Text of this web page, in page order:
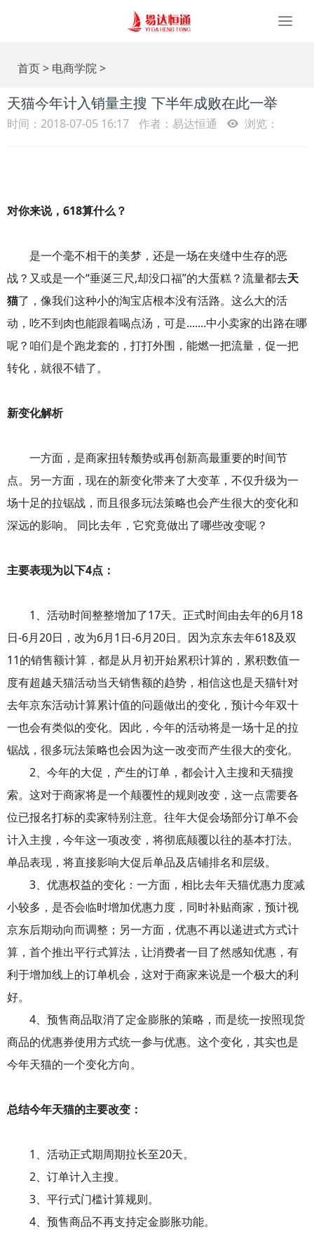
首页> 电商学院>
天猫今年计入销量主搜 下半年成败在此一举
时间：2018-07-05 16:17
作者：易达恒通 浏览：
对你来说，618算什么？
是一个毫不相干的美梦，还是一场在夹缝中生存的恶
战？又或是一个“垂涎三尺,却没口福”的大蛋糕？流量都去天
猫了，像我们这种小的淘宝店根本没有活路。这么大的活
动，吃不到肉也能跟着喝点汤，可是.......中小卖家的出路在哪
呢？咱们是个跑龙套的，打打外围，能燃一把流量，促一把
转化，就很不错了。
新变化解析
一方面，是商家扭转颓势或再创新高最重要的时间节
点。另一方面，现在的新变化带来了大变革，不仅升级为一
场十足的拉锯战，而且很多玩法策略也会产生很大的变化和
深远的影响。 同比去年，它究竟做出了哪些改变呢？
主要表现为以下4点：
1、活动时间整整增加了17天。正式时间由去年的6月18
日-6月20日，改为6月1日-6月20日。因为京东去年618及双
11的销售额计算，都是从月初开始累积计算的，累积数值一
度有超越天猫活动当天销售额的趋势，相信这也是天猫针对
去年京东活动计算累计值的问题做出的变化，预计今年双十
一也会有类似的变化。因此，今年的活动将是一场十足的拉
锯战，很多玩法策略也会因为这一改变而产生很大的变化。
2、今年的大促，产生的订单，都会计入主搜和天猫搜
索。这对于商家将是一个颠覆性的规则改变，这一点需要各
位已报名打标的卖家特别注意。往年大促会场部分订单不会
计入主搜，今年这一项改变，将彻底颠覆以往的基本打法。
单品表现，将直接影响大促后单品及店铺排名和层级。
3、优惠权益的变化：一方面，相比去年天猫优惠力度减
小较多，是否会临时增加优惠力度，同时补贴商家，预计视
京东后期动向而调整；另一方面，优惠不再以递进式方式计
算，首个推出平行式算法，让消费者一目了然感知优惠，有
利于增加线上的订单机会，这对于商家来说是一个极大的利
好。
4、预售商品取消了定金膨胀的策略，而是统一按照现货
商品的优惠券使用方式统一参与优惠。这个变化，其实也是
今年天猫的一个变化方向。
总结今年天猫的主要改变：
1、活动正式期周期拉长至20天。
2、订单计入主搜。
3、平行式门槛计算规则。
4、预售商品不再支持定金膨胀功能。